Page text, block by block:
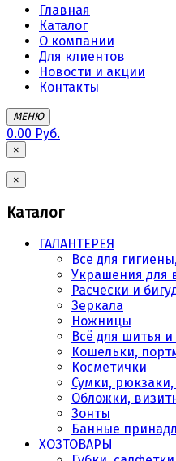
Главная
Каталог
О компании
Для клиентов
Новости и акции
Контакты
МЕНЮ
0.00 Руб.
×
×
Каталог
ГАЛАНТЕРЕЯ
Все для
Украшения для
Расчески и
Зеркала
Ножницы
Всё для шитья и
Кошельки,
Косметички
Сумки, рюкзаки,
Обложки,
Зонты
Банные
ХОЗТОВАРЫ